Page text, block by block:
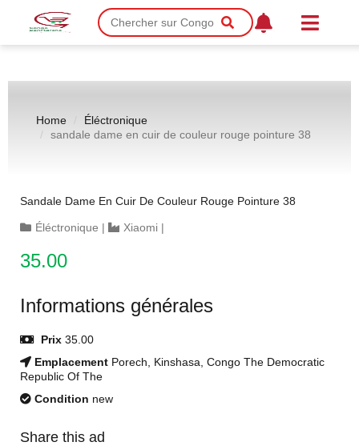
Home
Éléctronique
sandale dame en cuir de couleur rouge pointure 38
Sandale Dame En Cuir De Couleur Rouge Pointure 38
Éléctronique | Xiaomi |
35.00
Informations générales
Prix 35.00
Emplacement Porech, Kinshasa, Congo The Democratic
Republic Of The
Condition new
Share this ad